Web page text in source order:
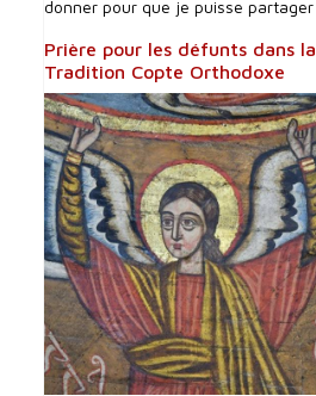
donner pour que je puisse partager
Prière pour les défunts dans la
Tradition Copte Orthodoxe